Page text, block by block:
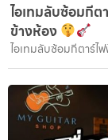
ไอเทมลับซ้อมกีต
ข้างห้อง
ไอเทมลับซ้อมกีตาร์ไ